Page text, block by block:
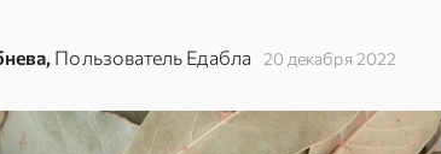
Пользователь Едабла 20 декабря 2022